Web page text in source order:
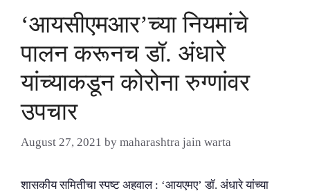
‘आयसीएमआर’च्या नियमांचे
पालन करूनच डॉ. अंधारे
यांच्याकडून कोरोना रुग्णांवर
उपचार
August 27, 2021 by maharashtra jain warta
शासकीय समितीचा स्पष्ट अहवाल : ‘आयएमए’ डॉ. अंधारे यांच्या